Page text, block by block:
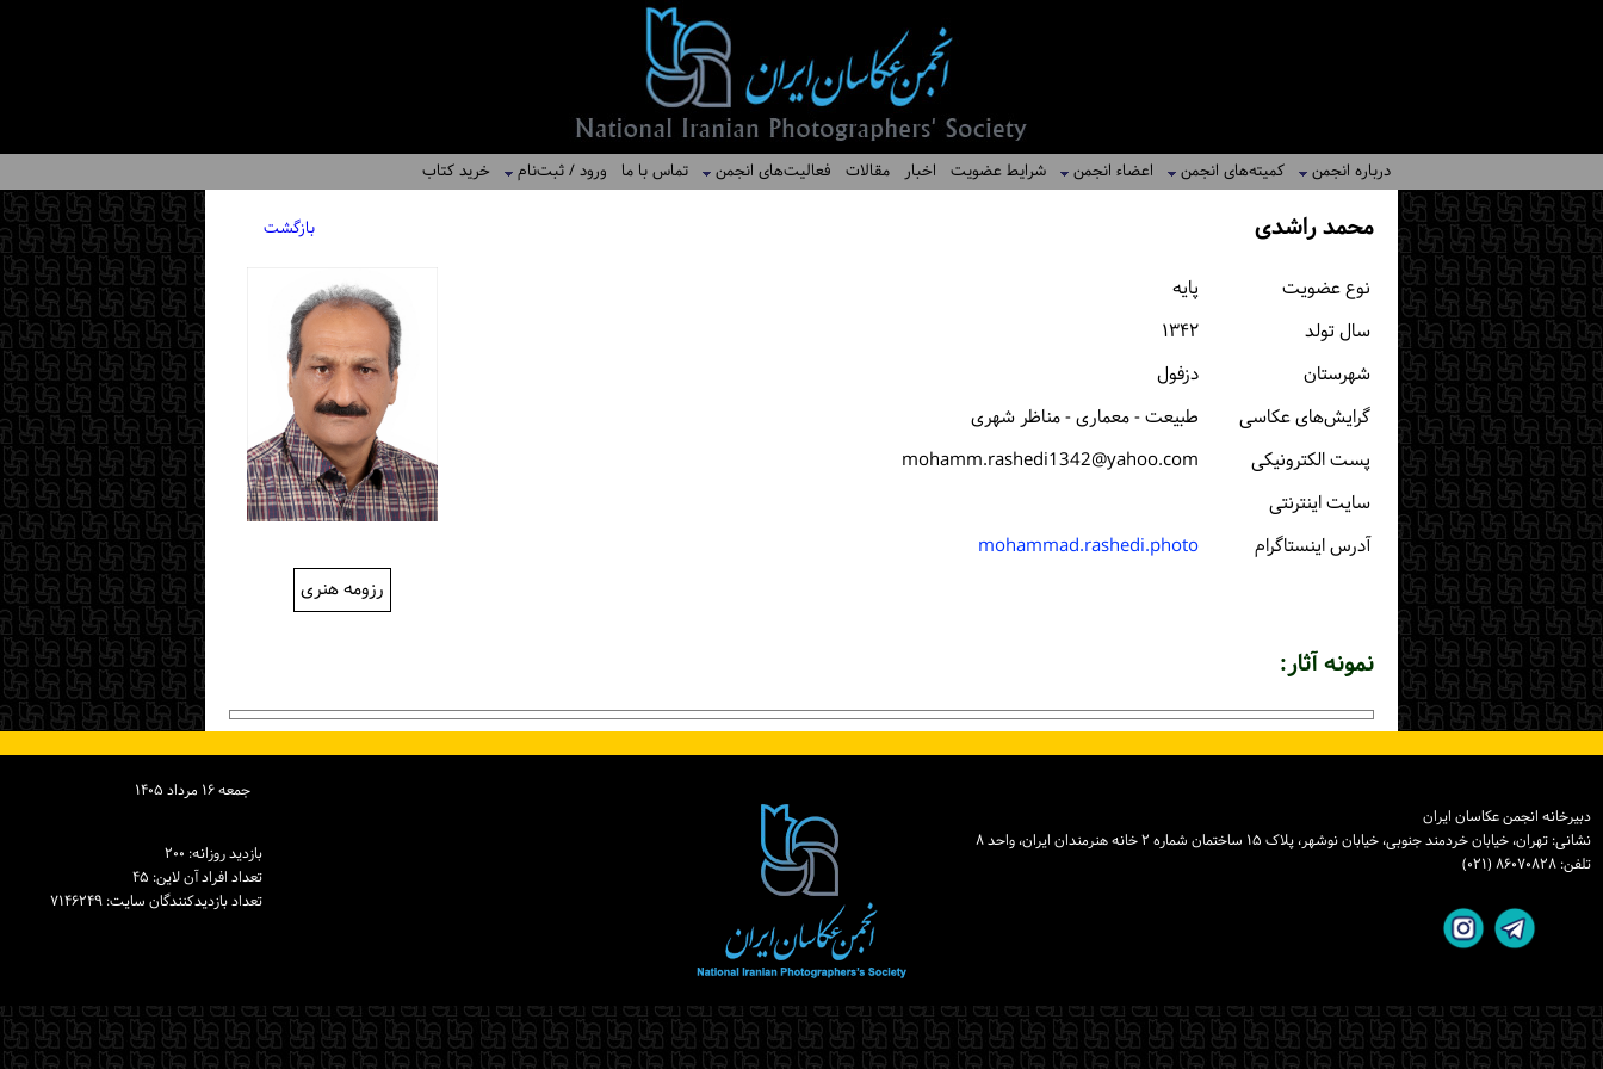
درباره انجمن کمیته‌های انجمن اعضاء انجمن شرایط عضویت اخبار مقالات فعالیت‌های انجمن تماس با ما ورود / ثبت‌نام خرید کتاب
محمد راشدی بازگشت
رزومه هنری
نوع عضویت
پایه
سال تولد
۱۳۴۲
شهرستان
دزفول
گرایش‌های عکاسی
طبیعت - معماری - مناظر شهری
پست الكترونیكی
mohamm.rashedi1342@yahoo.com
سایت اینترنتی
آدرس اینستاگرام
mohammad.rashedi.photo
نمونه آثار:
جمعه ۱۶ مرداد ۱۴۰۵
بازدید روزانه: ۲۰۰
تعداد افراد آن لاین: ۴۵
تعداد بازدیدكنندگان سایت: ۷۱۴۶۲۴۹
دبیرخانه انجمن عکاسان ایران
نشانی: تهران، خیابان خردمند جنوبی، خیابان نوشهر، پلاک ۱۵ ساختمان شماره ۲ خانه هنرمندان ایران، واحد ۸
تلفن: ۸۶۰۷۰۸۲۸ (۰۲۱)